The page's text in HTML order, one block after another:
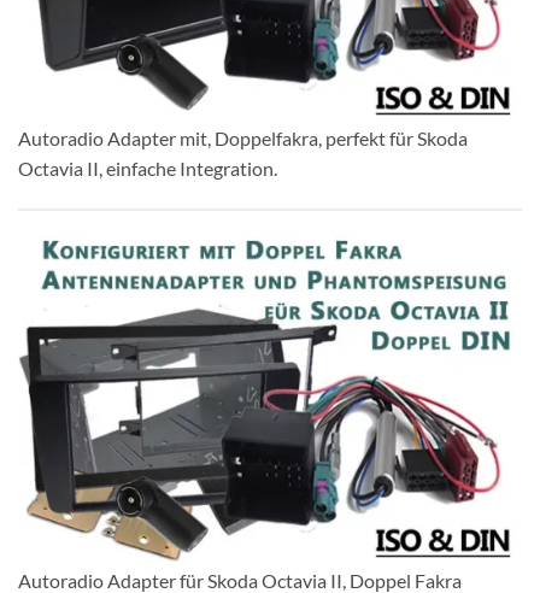
Autoradio Adapter mit, Doppelfakra, perfekt für Skoda
Octavia II, einfache Integration.
Autoradio Adapter für Skoda Octavia II, Doppel Fakra